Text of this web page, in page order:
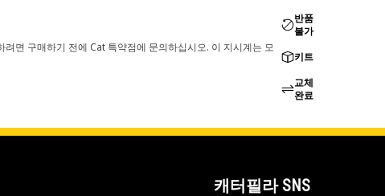
면 구매하기 전에 Cat 특약점에 문의하십시오. 이 지시계는 모
반품
불가
키트
교체
완료
캐터필라 SNS